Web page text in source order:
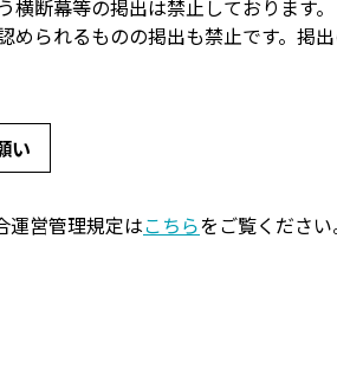
横断幕等の掲出は禁止しております
められるものの掲出も禁止です。掲
い
運営管理規定はこちらをご覧ください